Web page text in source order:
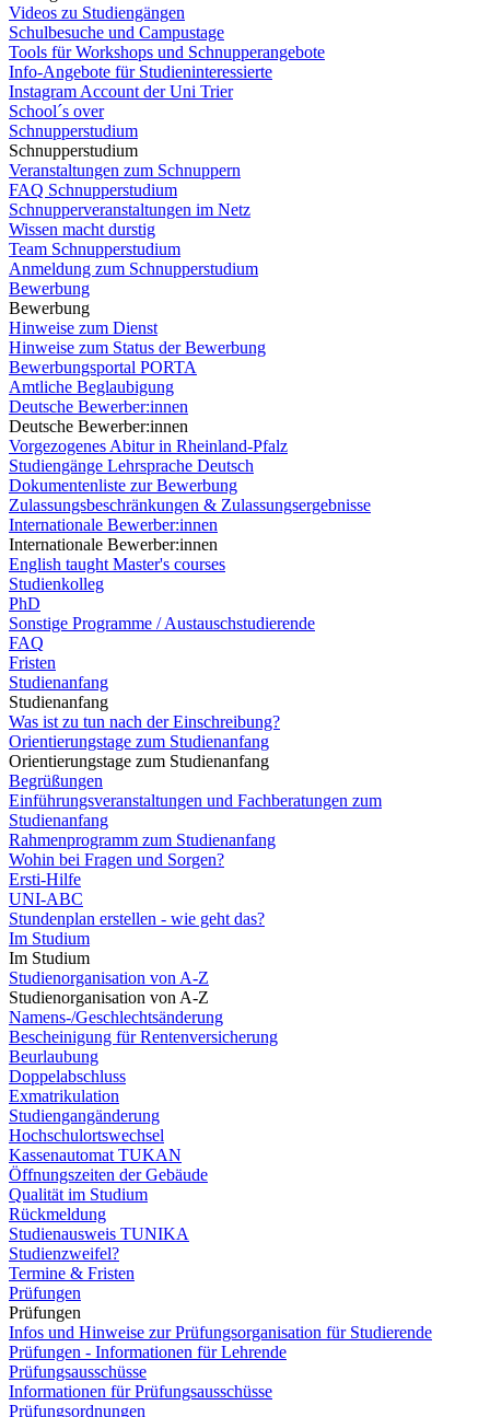
Videos zu Studiengängen
Schulbesuche und Campustage
Tools für Workshops und Schnupperangebote
Info-Angebote für Studieninteressierte
Instagram Account der Uni Trier
School´s over
Schnupperstudium
Schnupperstudium
Veranstaltungen zum Schnuppern
FAQ Schnupperstudium
Schnupperveranstaltungen im Netz
Wissen macht durstig
Team Schnupperstudium
Anmeldung zum Schnupperstudium
Bewerbung
Bewerbung
Hinweise zum Dienst
Hinweise zum Status der Bewerbung
Bewerbungsportal PORTA
Amtliche Beglaubigung
Deutsche Bewerber:innen
Deutsche Bewerber:innen
Vorgezogenes Abitur in Rheinland-Pfalz
Studiengänge Lehrsprache Deutsch
Dokumentenliste zur Bewerbung
Zulassungsbeschränkungen & Zulassungsergebnisse
Internationale Bewerber:innen
Internationale Bewerber:innen
English taught Master's courses
Studienkolleg
PhD
Sonstige Programme / Austauschstudierende
FAQ
Fristen
Studienanfang
Studienanfang
Was ist zu tun nach der Einschreibung?
Orientierungstage zum Studienanfang
Orientierungstage zum Studienanfang
Begrüßungen
Einführungsveranstaltungen und Fachberatungen zum
Studienanfang
Rahmenprogramm zum Studienanfang
Wohin bei Fragen und Sorgen?
Ersti-Hilfe
UNI-ABC
Stundenplan erstellen - wie geht das?
Im Studium
Im Studium
Studienorganisation von A-Z
Studienorganisation von A-Z
Namens-/Geschlechtsänderung
Bescheinigung für Rentenversicherung
Beurlaubung
Doppelabschluss
Exmatrikulation
Studiengangänderung
Hochschulortswechsel
Kassenautomat TUKAN
Öffnungszeiten der Gebäude
Qualität im Studium
Rückmeldung
Studienausweis TUNIKA
Studienzweifel?
Termine & Fristen
Prüfungen
Prüfungen
Infos und Hinweise zur Prüfungsorganisation für Studierende
Prüfungen - Informationen für Lehrende
Prüfungsausschüsse
Informationen für Prüfungsausschüsse
Prüfungsordnungen